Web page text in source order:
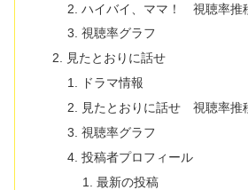
ハイバイ、ママ！ 視聴率推
視聴率グラフ
見たとおりに話せ
ドラマ情報
見たとおりに話せ 視聴率推
視聴率グラフ
投稿者プロフィール
最新の投稿